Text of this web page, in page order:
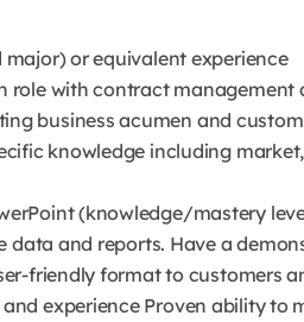
major) or equivalent experience
role with contract management
business acumen and
knowledge including
(knowledge/mastery
data and reports. Have a
friendly format to customers
experience Proven ability to